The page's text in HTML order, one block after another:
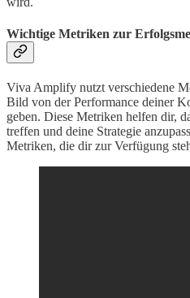
Wichtige Metriken zur
Viva Amplify nutzt verschiedene
Bild von der Performance deiner
geben. Diese Metriken helfen dir,
treffen und deine Strategie
Metriken, die dir zur Verfügung